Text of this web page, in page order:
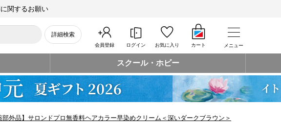
関するお願い
詳細検索
会員登録 ログイン お気に入り カート メニュー
スクール・ホビー
部外品】サロンドプロ無香料ヘアカラー早染めクリーム＜深いダークブラウン＞